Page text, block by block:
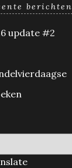
berichten
update #2